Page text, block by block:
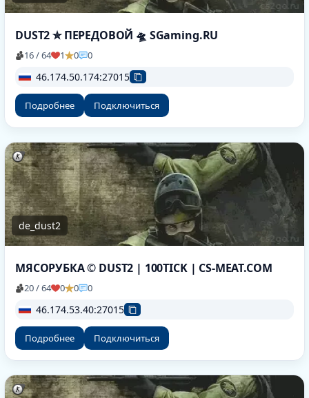
DUST2 ✮ ПEPEДOBOЙ 🛸 SGaming.RU
16 / 64 1 0 0
46.174.50.174:27015
Подробнее Подключиться
de_dust2
МЯСОРУБКА © DUST2 | 100TICK | CS-MEAT.COM
20 / 64 0 0 0
46.174.53.40:27015
Подробнее Подключиться